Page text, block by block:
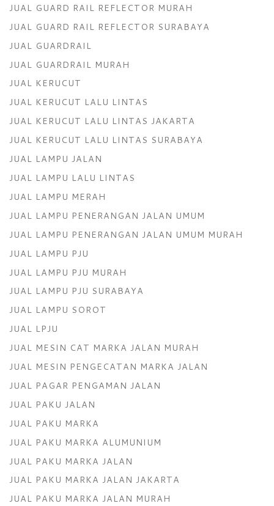
JUAL GUARD RAIL REFLECTOR MURAH
JUAL GUARD RAIL REFLECTOR SURABAYA
JUAL GUARDRAIL
JUAL GUARDRAIL MURAH
JUAL KERUCUT
JUAL KERUCUT LALU LINTAS
JUAL KERUCUT LALU LINTAS JAKARTA
JUAL KERUCUT LALU LINTAS SURABAYA
JUAL LAMPU JALAN
JUAL LAMPU LALU LINTAS
JUAL LAMPU MERAH
JUAL LAMPU PENERANGAN JALAN UMUM
JUAL LAMPU PENERANGAN JALAN UMUM MURAH
JUAL LAMPU PJU
JUAL LAMPU PJU MURAH
JUAL LAMPU PJU SURABAYA
JUAL LAMPU SOROT
JUAL LPJU
JUAL MESIN CAT MARKA JALAN MURAH
JUAL MESIN PENGECATAN MARKA JALAN
JUAL PAGAR PENGAMAN JALAN
JUAL PAKU JALAN
JUAL PAKU MARKA
JUAL PAKU MARKA ALUMUNIUM
JUAL PAKU MARKA JALAN
JUAL PAKU MARKA JALAN JAKARTA
JUAL PAKU MARKA JALAN MURAH